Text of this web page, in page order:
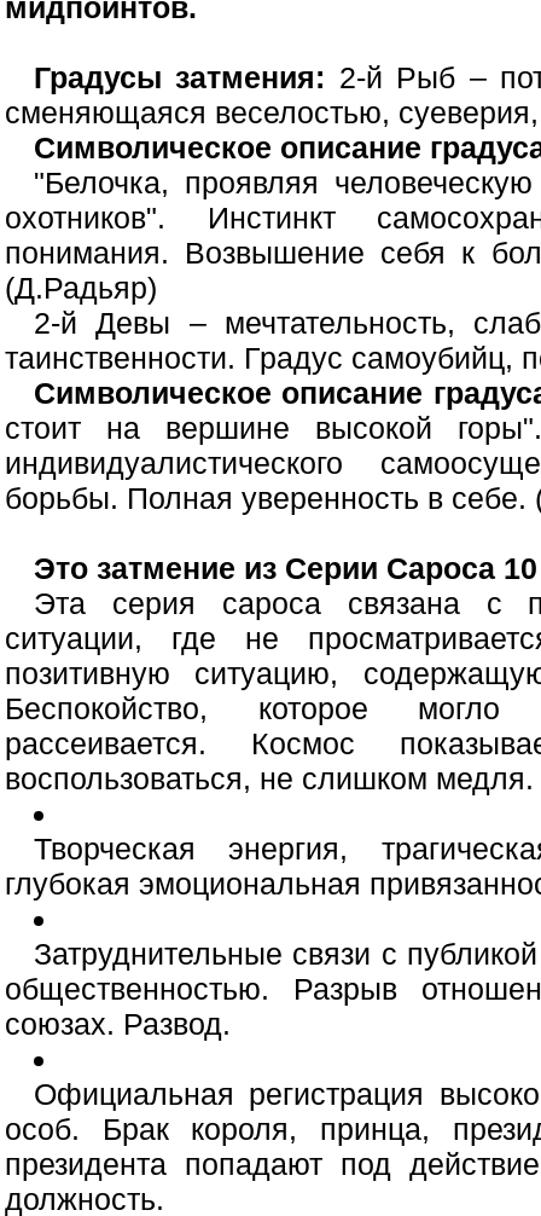
мидпойнтов.
Градусы затмения: 2-й Рыб –
сменяющаяся веселостью,
Символическое описание
"Белочка, проявляя
охотников". Инстинкт
понимания. Возвышение себя к
(Д.Радьяр)
2-й Девы – мечтательность,
таинственности. Градус самоубийц,
Символическое описание
стоит на вершине высокой
индивидуалистического
борьбы. Полная уверенность в себе.
Это затмение из Серии Сароса
Эта серия сароса связана с
ситуации, где не
позитивную ситуацию,
Беспокойство, которое
рассеивается. Космос
воспользоваться, не слишком медля.
Творческая энергия,
глубокая эмоциональная
Затруднительные связи с
общественностью. Разрыв
союзах. Развод.
Официальная регистрация
особ. Брак короля, принца,
президента попадают под
должность.